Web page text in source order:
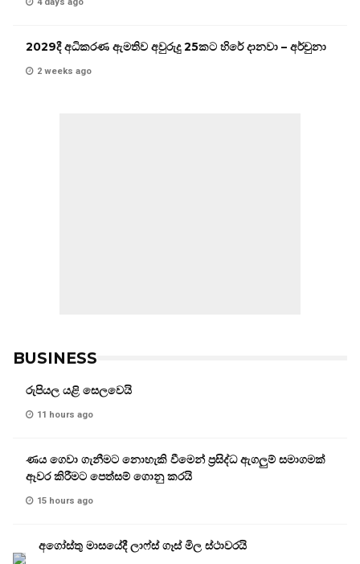
4 days ago
2029දී අධිකරණ ඇමතිව අවුරුදු 25කට හිරේ දානවා – අර්චුනා
2 weeks ago
BUSINESS
රුපියල යළි සෙලවෙයි
11 hours ago
ණය ගෙවා ගැනීමට නොහැකි වීමෙන් ප්‍රසිද්ධ ඇගලුම් සමාගමක්
ඈවර කිරීමට පෙත්සම් ගොනු කරයි
15 hours ago
අගෝස්තු මාසයේදී ලාෆ්ස් ගෑස් මිල ස්ථාවරයි